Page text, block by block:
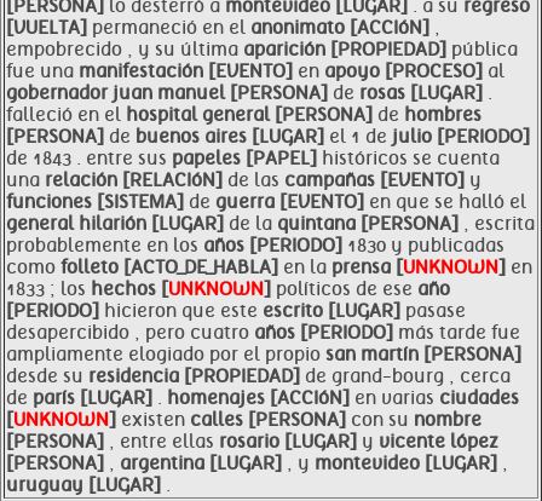
[PERSONA] lo desterró a montevideo [LUGAR] . a su regreso
[VUELTA] permaneció en el anonimato [ACCIóN] ,
empobrecido , y su última aparición [PROPIEDAD] pública
fue una manifestación [EVENTO] en apoyo [PROCESO] al
gobernador juan manuel [PERSONA] de rosas [LUGAR] .
falleció en el hospital general [PERSONA] de hombres
[PERSONA] de buenos aires [LUGAR] el 1 de julio [PERIODO]
de 1843 . entre sus papeles [PAPEL] históricos se cuenta
una relación [RELACIóN] de las campañas [EVENTO] y
funciones [SISTEMA] de guerra [EVENTO] en que se halló el
general hilarión [LUGAR] de la quintana [PERSONA] , escrita
probablemente en los años [PERIODO] 1830 y publicadas
como folleto [ACTO_DE_HABLA] en la prensa [UNKNOWN] en
1833 ; los hechos [UNKNOWN] políticos de ese año
[PERIODO] hicieron que este escrito [LUGAR] pasase
desapercibido , pero cuatro años [PERIODO] más tarde fue
ampliamente elogiado por el propio san martín [PERSONA]
desde su residencia [PROPIEDAD] de grand-bourg , cerca
de parís [LUGAR] . homenajes [ACCIóN] en varias ciudades
[UNKNOWN] existen calles [PERSONA] con su nombre
[PERSONA] , entre ellas rosario [LUGAR] y vicente lópez
[PERSONA] , argentina [LUGAR] , y montevideo [LUGAR] ,
uruguay [LUGAR] .